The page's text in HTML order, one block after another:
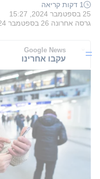
1 דקות קריאה
25 בספטמבר 2024, 15:27
גרסה אחרונה 26 בספטמבר 2024, 15:24
Google News
עקבו אחרינו